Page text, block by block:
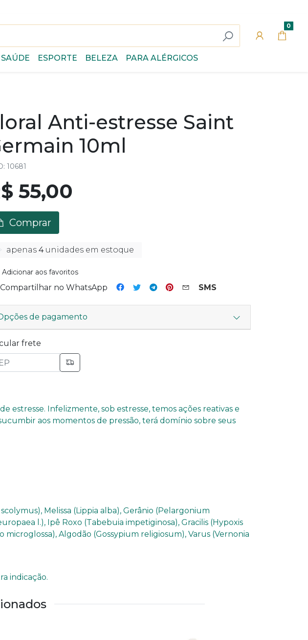
0
SAÚDE ESPORTE BELEZA PARA ALÉRGICOS
Anti-estresse Saint
10ml
10681
55,00
Comprar
apenas 4unidades em estoque
Adicionar aos favoritos
Compartilhar no WhatsApp SMS
de pagamento
frete
estresse. Infelizmente, sob estresse, temos ações reativas e
aos momentos de pressão, terá domínio sobre seus
Melissa (Lippia alba), Gerânio (Pelargonium
l.), Ipê Roxo (Tabebuia impetiginosa), Gracilis (Hypoxis
Algodão (Gossypium religiosum), Varus (Vernonia
indicação.